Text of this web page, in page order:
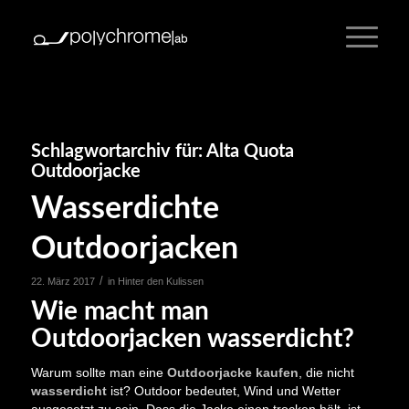
Schlagwortarchiv für: Alta Quota
Outdoorjacke
Wasserdichte
Outdoorjacken
22. März 2017 / in Hinter den Kulissen
Wie macht man
Outdoorjacken wasserdicht?
Warum sollte man eine Outdoorjacke kaufen , die nicht
wasserdichtist? Outdoor bedeutet, Wind und Wetter